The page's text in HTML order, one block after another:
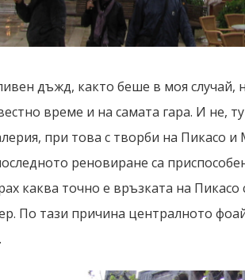
дъжд, както беше в моя случай,
време и на самата гара. И не,
при това с творби на Пикасо
реновиране са
каква точно е връзката на
По тази причина централното